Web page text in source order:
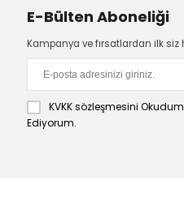
E-Bülten Aboneliği
Kampanya ve fırsatlardan ilk siz
KVKK sözleşmesini
Ediyorum.